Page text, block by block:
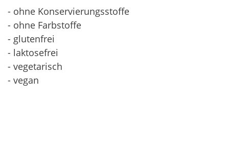
- ohne Konservierungsstoffe
- ohne Farbstoffe
- glutenfrei
- laktosefrei
- vegetarisch
- vegan